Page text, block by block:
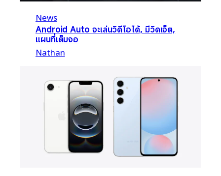
News
Android Auto จะเล่นวิดีโอได้, มีวิดเจ็ต,
แผนที่เต็มจอ
Nathan